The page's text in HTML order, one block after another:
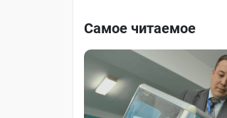
Самое читаемое